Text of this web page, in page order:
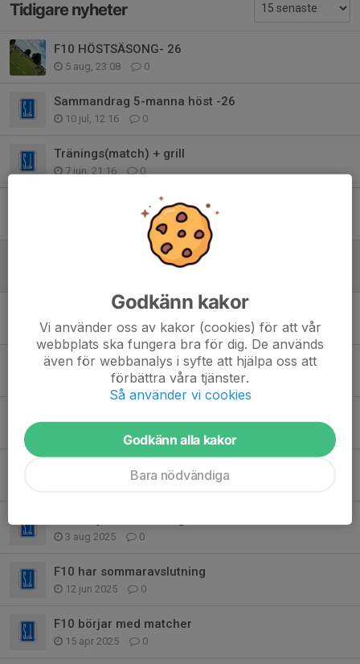
Tidigare nyheter
F10 HÖSTSÄSONG- 26
5 aug, 23:08 0
Sammandrag 5-manna höst -26
10 jul, 12:16 0
Tränings(match) + grill
7 jun, 21:16 0
Inställt sammandrag i Skepplanda 6-7/6
0
Tvätt- och kioskschema F10 2026
27 apr, 10:48 0
Vecka 18
26 apr, 21:03 0
0
3 aug 2025 0
F10 har sommaravslutning
12 jun 2025 0
F10 börjar med matcher
15 apr 2025 0
Godkänn kakor
Vi använder oss av kakor (cookies) för att vår
webbplats ska fungera bra för dig. De används
även för webbanalys i syfte att hjälpa oss att
förbättra våra tjänster.
Så använder vi cookies
Godkänn alla kakor
Bara nödvändiga